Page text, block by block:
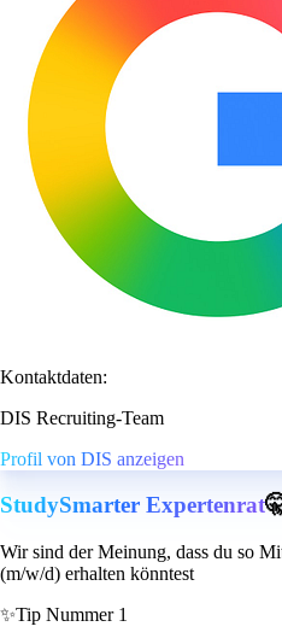
Kontaktdaten:
DIS Recruiting-Team
Profil von DIS anzeigen
StudySmarter Expertenrat
Wir sind der Meinung, dass du so
(m/w/d) erhalten könntest
✨Tip Nummer 1